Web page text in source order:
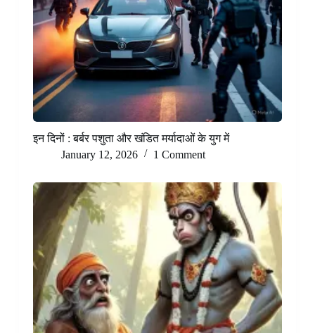
इन दिनों : बर्बर पशुता और खंडित मर्यादाओं के युग में
January 12, 2026
1 Comment